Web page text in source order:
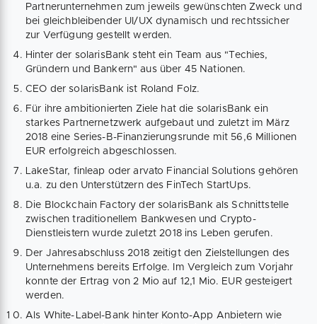
Partnerunternehmen zum jeweils gewünschten Zweck und
bei gleichbleibender UI/UX dynamisch und rechtssicher
zur Verfügung gestellt werden.
Hinter der solarisBank steht ein Team aus "Techies,
Gründern und Bankern" aus über 45 Nationen.
CEO der solarisBank ist Roland Folz.
Für ihre ambitionierten Ziele hat die solarisBank ein
starkes Partnernetzwerk aufgebaut und zuletzt im März
2018 eine Series-B-Finanzierungsrunde mit 56,6 Millionen
EUR erfolgreich abgeschlossen.
LakeStar, finleap oder arvato Financial Solutions gehören
u.a. zu den Unterstützern des FinTech StartUps.
Die Blockchain Factory der solarisBank als Schnittstelle
zwischen traditionellem Bankwesen und Crypto-
Dienstleistern wurde zuletzt 2018 ins Leben gerufen.
Der Jahresabschluss 2018 zeitigt den Zielstellungen des
Unternehmens bereits Erfolge. Im Vergleich zum Vorjahr
konnte der Ertrag von 2 Mio auf 12,1 Mio. EUR gesteigert
werden.
Als White-Label-Bank hinter Konto-App Anbietern wie